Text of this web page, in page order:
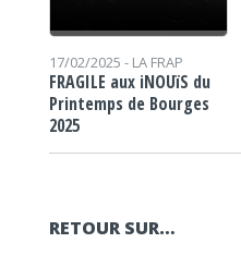
17/02/2025 - LA FRAP
FRAGILE aux iNOUïS du
Printemps de Bourges
2025
RETOUR SUR…